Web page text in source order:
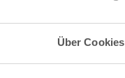
Über Cookies